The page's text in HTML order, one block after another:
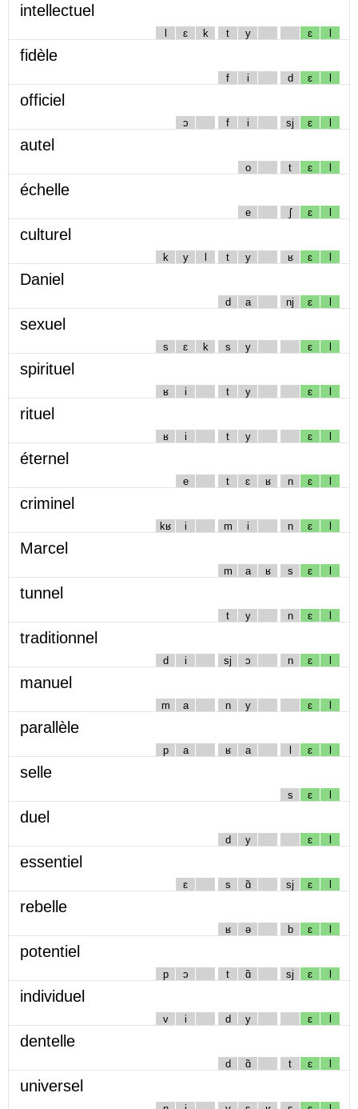
intellectuel
l ɛ k t y ɛ l
fidèle
f i d ɛ l
officiel
ɔ f i sj ɛ l
autel
o t ɛ l
échelle
e ʃ ɛ l
culturel
k y l t y ʁ ɛ l
Daniel
d a nj ɛ l
sexuel
s ɛ k s y ɛ l
spirituel
ʁ i t y ɛ l
rituel
ʁ i t y ɛ l
éternel
e t ɛ ʁ n ɛ l
criminel
kʁ i m i n ɛ l
Marcel
m a ʁ s ɛ l
tunnel
t y n ɛ l
traditionnel
d i sj ɔ n ɛ l
manuel
m a n y ɛ l
parallèle
p a ʁ a l ɛ l
selle
s ɛ l
duel
d y ɛ l
essentiel
ɛ s ɑ̃ sj ɛ l
rebelle
ʁ ə b ɛ l
potentiel
p ɔ t ɑ̃ sj ɛ l
individuel
v i d y ɛ l
dentelle
d ɑ̃ t ɛ l
universel